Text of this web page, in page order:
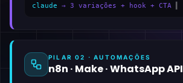
claude → 3 variações + hook + CTA
PILAR 02 · AUTOMAÇÕES
n8n · Make · WhatsApp API